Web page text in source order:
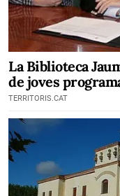
La Biblioteca
de joves
TERRITORIS.CAT